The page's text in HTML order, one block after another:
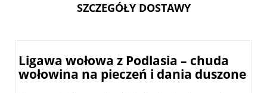
SZCZEGÓŁY DOSTAWY
Ligawa wołowa z Podlasia – chuda
wołowina na pieczeń i dania duszone